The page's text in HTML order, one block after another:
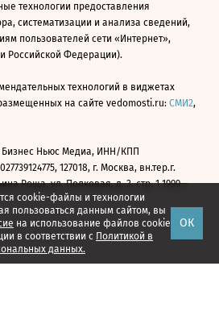
cookie-файлы и технологии
пользоваться данным сайтом, вы
на использование файлов cookie
в соответствии с Политикой в
данных.
ОК
технологии предоставления
систематизации и анализа сведений,
пользователей сети «Интернет»,
Российской Федерации).
технологий в виджетах
на сайте vedomosti.ru: СМИ2,
Ньюс Медиа, ИНН/КПП
127018, г. Москва, вн.тер.г.
Роща, ул. Полковая, д. 3, стр. 1 1999—